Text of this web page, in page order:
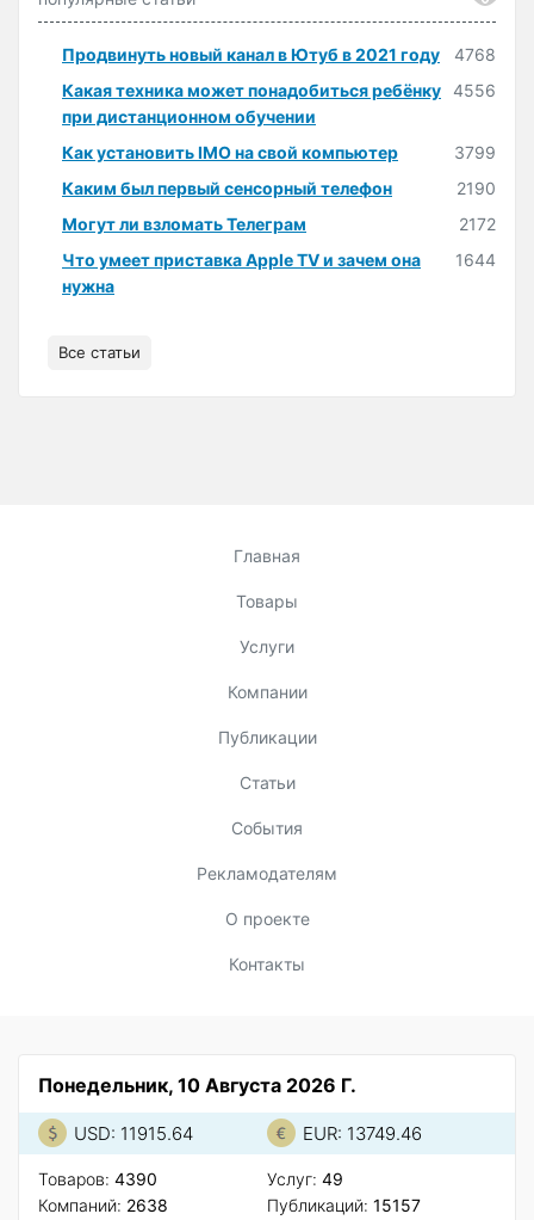
Продвинуть новый канал в Ютуб в 2021 году
4768
Какая техника может понадобиться ребёнку
при дистанционном обучении
4556
Как установить IMO на свой компьютер
3799
Каким был первый сенсорный телефон
2190
Могут ли взломать Телеграм
2172
Что умеет приставка Apple TV и зачем она
нужна
1644
Все статьи
Главная
Товары
Услуги
Компании
Публикации
Статьи
События
Рекламодателям
О проекте
Контакты
Понедельник, 10 Августа 2026 Г.
USD: 11915.64 EUR: 13749.46
Товаров: 4390
Компаний: 2638
Услуг: 49
Публикаций: 15157